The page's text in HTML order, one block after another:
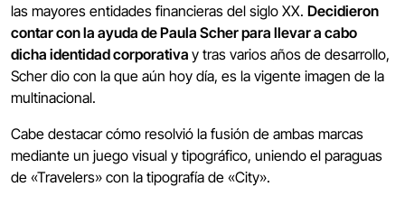
las mayores entidades financieras del siglo XX. Decidieron
contar con la ayuda de Paula Scher para llevar a cabo
dicha identidad corporativa y tras varios años de desarrollo,
Scher dio con la que aún hoy día, es la vigente imagen de la
multinacional.
Cabe destacar cómo resolvió la fusión de ambas marcas
mediante un juego visual y tipográfico, uniendo el paraguas
de «Travelers» con la tipografía de «City».